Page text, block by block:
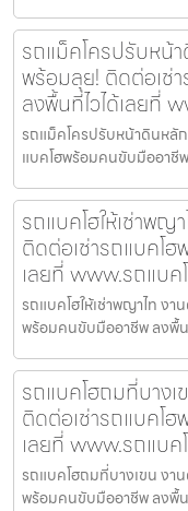
รถแม็คโครปรับหน้
พร้อมลุย! ติดต่อเช่
ลงพื้นที่ไวได้เลยที่
รถแม็คโครปรับหน้าดินหลั
แบคโฮพร้อมคนขับมืออาชี
รถแบคโฮให้เช่าพญ
ติดต่อเช่ารถแบคโ
เลยที่ www.รถแบค
รถแบคโฮให้เช่าพญาไท งา
พร้อมคนขับมืออาชีพ ลงพื้น
รถแบคโฮถมที่บางเ
ติดต่อเช่ารถแบคโ
เลยที่ www.รถแบค
รถแบคโฮถมที่บางเขน งา
พร้อมคนขับมืออาชีพ ลงพื้น